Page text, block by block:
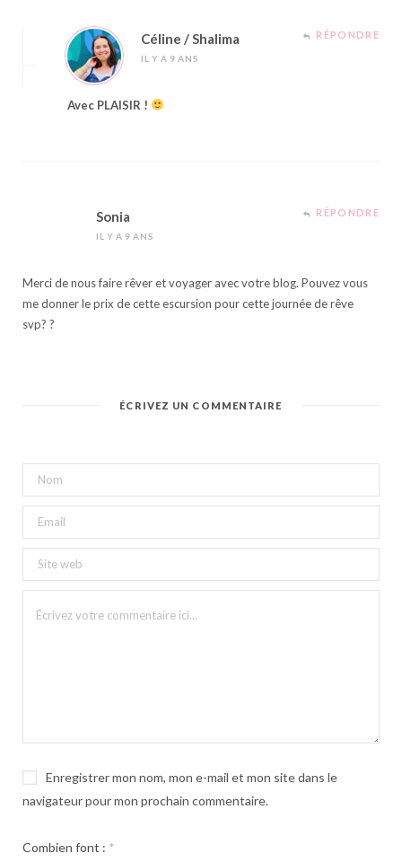
Céline / Shalima
IL Y A 9 ANS
RÉPONDRE
Avec PLAISIR !
Sonia
IL Y A 9 ANS
RÉPONDRE
Merci de nous faire rêver et voyager avec votre blog. Pouvez vous
me donner le prix de cette escursion pour cette journée de rêve
svp? ?
ÉCRIVEZ UN COMMENTAIRE
Enregistrer mon nom, mon e-mail et mon site dans le
navigateur pour mon prochain commentaire.
Combien font : *